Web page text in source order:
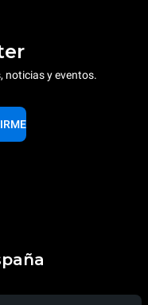
noticias y eventos.